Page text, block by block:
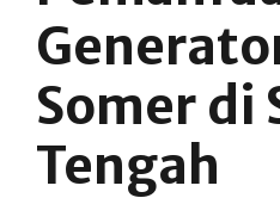
Somer di
Tengah